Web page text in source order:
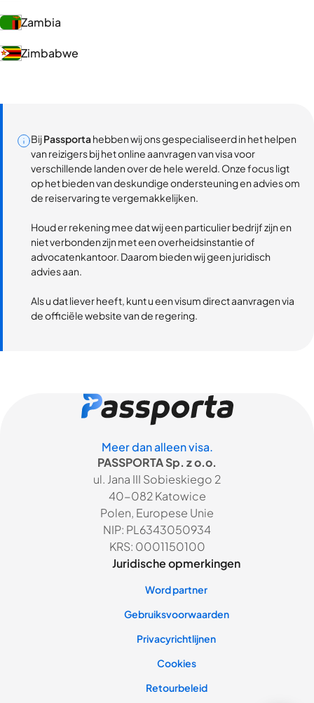
Zambia
Zimbabwe
BijPassportahebben wij ons gespecialiseerd in het helpen
van reizigers bij het online aanvragen van visa voor
verschillende landen over de hele wereld. Onze focus ligt
op het bieden van deskundige ondersteuning en advies om
de reiservaring te vergemakkelijken.
Houd er rekening mee dat wij een particulier bedrijf zijn en
niet verbonden zijn met een overheidsinstantie of
advocatenkantoor. Daarom bieden wij geen juridisch
advies aan.
Als u dat liever heeft, kunt u een visum direct aanvragen via
de officiële website van de regering.
Meer dan alleen visa.
PASSPORTA Sp. z o.o.
ul. Jana III Sobieskiego 2
40-082 Katowice
Polen, Europese Unie
NIP: PL6343050934
KRS: 0001150100
Juridische opmerkingen
Word partner
Gebruiksvoorwaarden
Privacyrichtlijnen
Cookies
Retourbeleid